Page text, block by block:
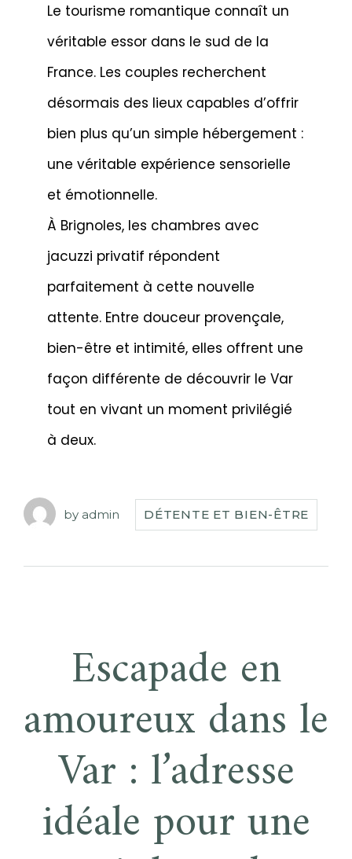
Le tourisme romantique connaît un
véritable essor dans le sud de la
France. Les couples recherchent
désormais des lieux capables d’offrir
bien plus qu’un simple hébergement :
une véritable expérience sensorielle
et émotionnelle.
À Brignoles, les chambres avec
jacuzzi privatif répondent
parfaitement à cette nouvelle
attente. Entre douceur provençale,
bien-être et intimité, elles offrent une
façon différente de découvrir le Var
tout en vivant un moment privilégié
à deux.
by admin DÉTENTE ET BIEN-ÊTRE
Escapade en
amoureux dans le
Var : l’adresse
idéale pour une